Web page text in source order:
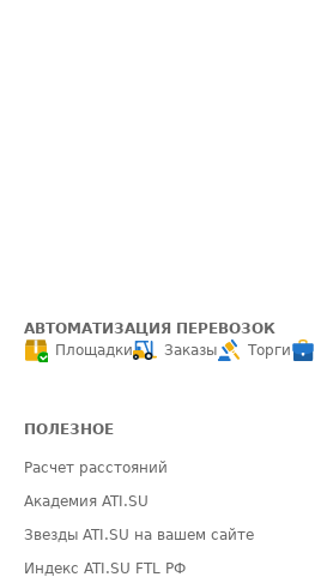
АВТОМАТИЗАЦИЯ ПЕРЕВОЗОК
Площадки
Заказы Торги
ПОЛЕЗНОЕ
Расчет расстояний
Академия ATI.SU
Звезды ATI.SU на вашем сайте
Индекс ATI.SU FTL РФ